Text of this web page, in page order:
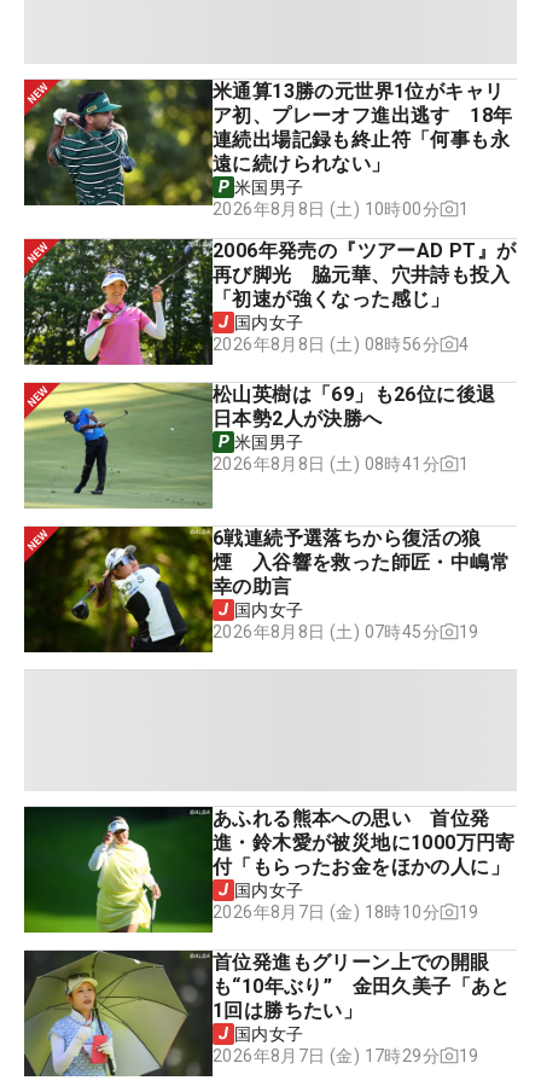
米通算13勝の元世界1位がキャリ
ア初、プレーオフ進出逃す 18年
連続出場記録も終止符「何事も永
遠に続けられない」
米国男子
2026年8月8日 (土) 10時00分
1
2006年発売の『ツアーAD PT』が
再び脚光 脇元華、穴井詩も投入
「初速が強くなった感じ」
国内女子
2026年8月8日 (土) 08時56分
4
松山英樹は「69」も26位に後退
日本勢2人が決勝へ
米国男子
2026年8月8日 (土) 08時41分
1
6戦連続予選落ちから復活の狼
煙 入谷響を救った師匠・中嶋常
幸の助言
国内女子
2026年8月8日 (土) 07時45分
19
あふれる熊本への思い 首位発
進・鈴木愛が被災地に1000万円寄
付「もらったお金をほかの人に」
国内女子
2026年8月7日 (金) 18時10分
19
首位発進もグリーン上での開眼
も“10年ぶり” 金田久美子「あと
1回は勝ちたい」
国内女子
2026年8月7日 (金) 17時29分
19